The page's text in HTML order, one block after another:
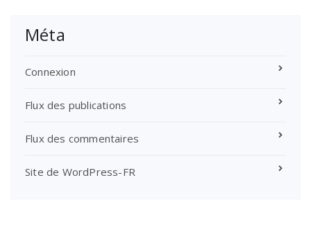
Méta
Connexion
Flux des publications
Flux des commentaires
Site de WordPress-FR